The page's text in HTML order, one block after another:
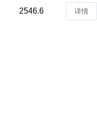
2546.6 详情